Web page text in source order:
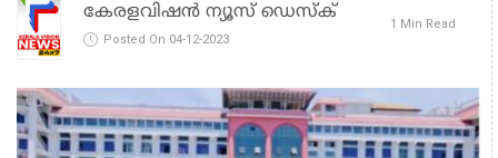
കേരളവിഷൻ ന്യൂസ് ഡെസ്‌ക്
Posted On 04-12-2023
1 Min Read